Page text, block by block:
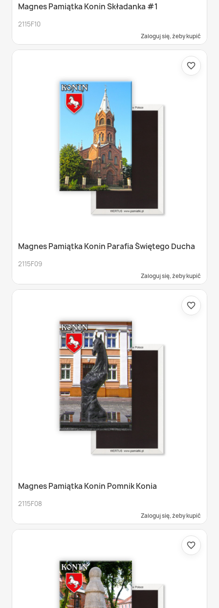
Magnes Pamiątka Konin Składanka #1
2115F10
Zaloguj się, żeby kupić
Magnes Pamiątka Konin Parafia Świętego Ducha
2115F09
Zaloguj się, żeby kupić
favorite_border
Magnes Pamiątka Konin Pomnik Konia
2115F08
Zaloguj się, żeby kupić
favorite_border
favorite_border